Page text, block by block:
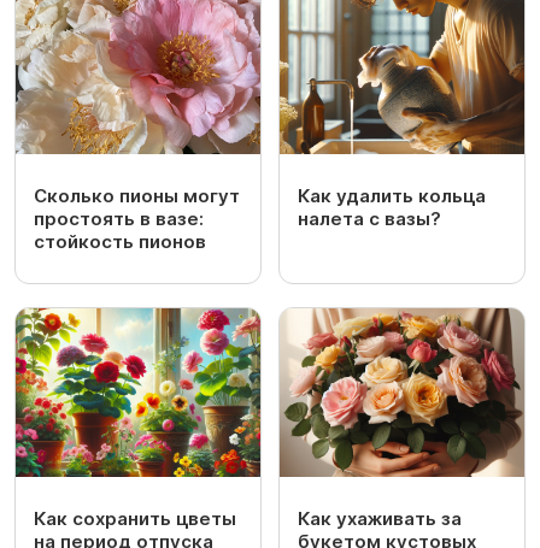
Сколько пионы могут
простоять в вазе:
стойкость пионов
Как удалить кольца
налета с вазы?
Как сохранить цветы
на период отпуска
Как ухаживать за
букетом кустовых